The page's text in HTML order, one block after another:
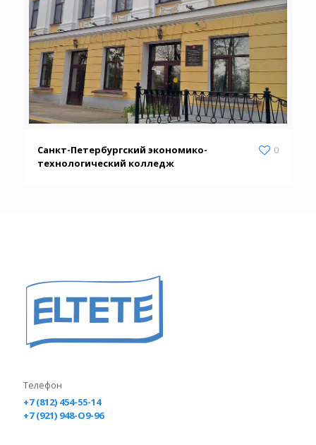
Санкт-Петербургский экономико-
технологический колледж
0
Телефон
+7 (812) 454-55-14
+7 (921) 948-O9-96